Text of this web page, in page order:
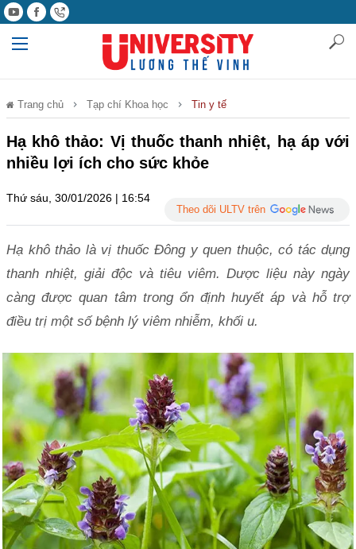
Trang chủ Tạp chí Khoa học Tin y tế
Hạ khô thảo: Vị thuốc thanh nhiệt, hạ áp với
nhiều lợi ích cho sức khỏe
Thứ sáu, 30/01/2026 | 16:54
Theo dõi ULTV trên
Hạ khô thảo là vị thuốc Đông y quen thuộc, có tác dụng
thanh nhiệt, giải độc và tiêu viêm. Dược liệu này ngày
càng được quan tâm trong ổn định huyết áp và hỗ trợ
điều trị một số bệnh lý viêm nhiễm, khối u.